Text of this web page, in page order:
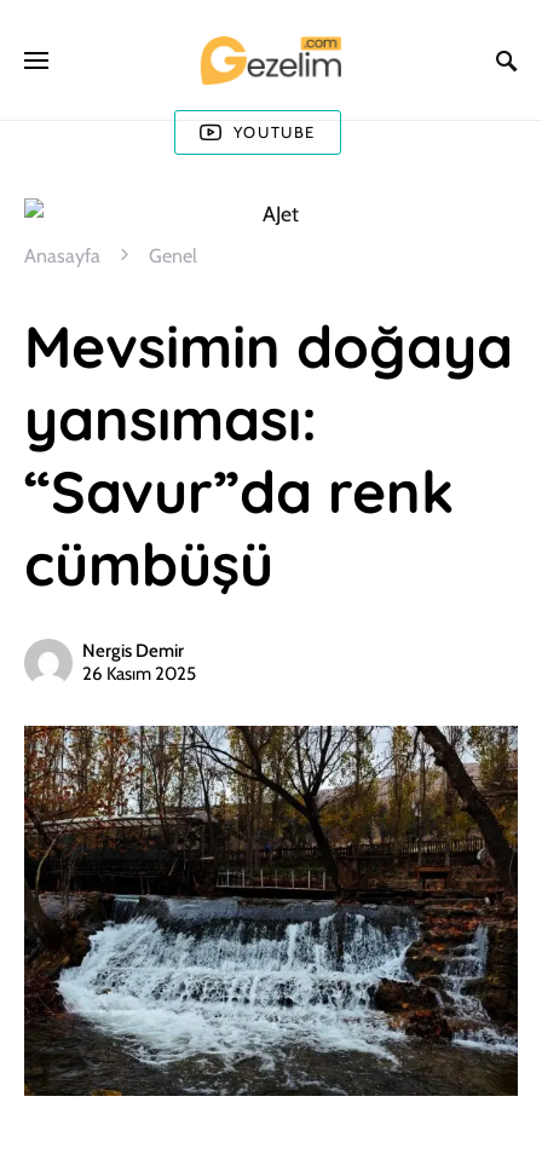
YOUTUBE
Anasayfa Genel
Mevsimin doğaya
yansıması:
“Savur”da renk
cümbüşü
Nergis Demir
26 Kasım 2025